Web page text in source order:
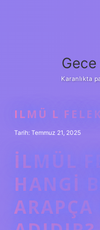
Karanlıkta
ILMÜ L
Tarih: Temmuz 21, 2025
İLMÜL
HANGI
ARAPÇA